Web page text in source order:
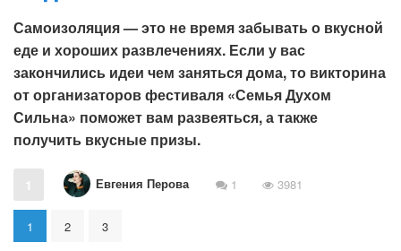
Самоизоляция — это не время забывать о вкусной
еде и хороших развлечениях. Если у вас
закончились идеи чем заняться дома, то викторина
от организаторов фестиваля «Семья Духом
Сильна» поможет вам развеяться, а также
получить вкусные призы.
1 Евгения Перова 1 3981
1 2 3